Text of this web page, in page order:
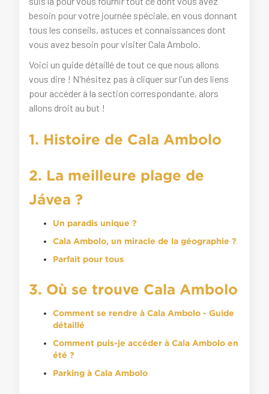
besoin pour votre journée spéciale, en vous donnant
tous les conseils, astuces et connaissances dont
vous avez besoin pour visiter Cala Ambolo.
Voici un guide détaillé de tout ce que nous allons
vous dire ! N'hésitez pas à cliquer sur l'un des liens
pour accéder à la section correspondante, alors
allons droit au but !
1. Histoire de Cala Ambolo
2. La meilleure plage de
Jávea ?
Un paradis unique ?
Cala Ambolo, un miracle de la géographie ?
Parfait pour tous
3. Où se trouve Cala Ambolo
Comment se rendre à Cala Ambolo - Guide
détaillé
Comment puis-je accéder à Cala Ambolo en
été ?
Parking à Cala Ambolo